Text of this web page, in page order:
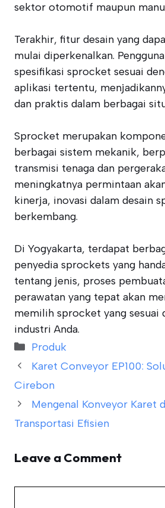
sektor otomotif maupun
Terakhir, fitur desain yang
mulai diperkenalkan.
spesifikasi sprocket sesuai
aplikasi tertentu,
dan praktis dalam berbagai
Sprocket merupakan
berbagai sistem mekanik,
transmisi tenaga dan
meningkatnya permintaan
kinerja, inovasi dalam desain
berkembang.
Di Yogyakarta, terdapat
penyedia sprockets yang
tentang jenis, proses
perawatan yang tepat akan
memilih sprocket yang sesuai
industri Anda.
Categories
Produk
Karet Conveyor EP100:
Cirebon
Mengenal Konveyor Karet
Transportasi Efisien
Leave a Comment